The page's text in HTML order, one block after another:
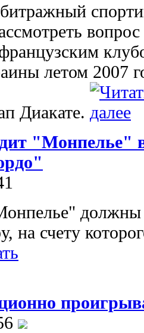
летом 2007
Диакате.
"Монпелье"
должны
на счету